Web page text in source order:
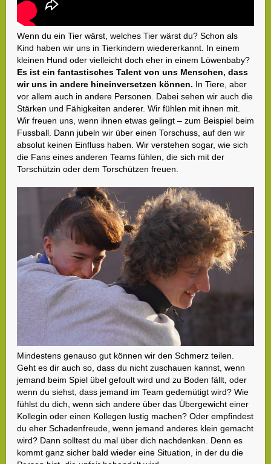
Wenn du ein Tier wärst, welches Tier wärst du? Schon als
Kind haben wir uns in Tierkindern wiedererkannt. In einem
kleinen Hund oder vielleicht doch eher in einem Löwenbaby?
Es ist ein fantastisches Talent von uns Menschen, dass
wir uns in andere hineinversetzen können. In Tiere, aber
vor allem auch in andere Personen. Dabei sehen wir auch die
Stärken und Fähigkeiten anderer. Wir fühlen mit ihnen mit.
Wir freuen uns, wenn ihnen etwas gelingt – zum Beispiel beim
Fussball. Dann jubeln wir über einen Torschuss, auf den wir
absolut keinen Einfluss haben. Wir verstehen sogar, wie sich
die Fans eines anderen Teams fühlen, die sich mit der
Torschützin oder dem Torschützen freuen.
Mindestens genauso gut können wir den Schmerz teilen.
Geht es dir auch so, dass du nicht zuschauen kannst, wenn
jemand beim Spiel übel gefoult wird und zu Boden fällt, oder
wenn du siehst, dass jemand im Team gedemütigt wird? Wie
fühlst du dich, wenn sich andere über das Übergewicht einer
Kollegin oder einen Kollegen lustig machen? Oder empfindest
du eher Schadenfreude, wenn jemand anderes klein gemacht
wird? Dann solltest du mal über dich nachdenken. Denn es
kommt ganz sicher bald wieder eine Situation, in der du die